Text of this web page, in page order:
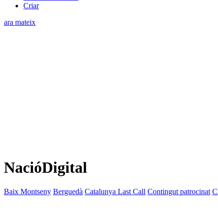
Criar
ara mateix
NacióDigital
Baix Montseny Berguedà Catalunya Last Call Contingut patrocinat